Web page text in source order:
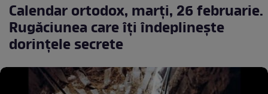
Calendar ortodox, marţi, 26 februarie.
Rugăciunea care îţi îndeplineşte
dorinţele secrete